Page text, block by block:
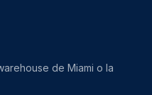
de Miami o la